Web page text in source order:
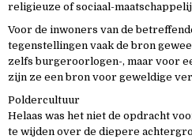
religieuze of sociaal-
Voor de inwoners van de
tegenstellingen vaak de bron
zelfs burgeroorlogen-, maar voor
zijn ze een bron voor geweldige
Poldercultuur
Helaas was het niet de opdracht
te wijden over de diepere